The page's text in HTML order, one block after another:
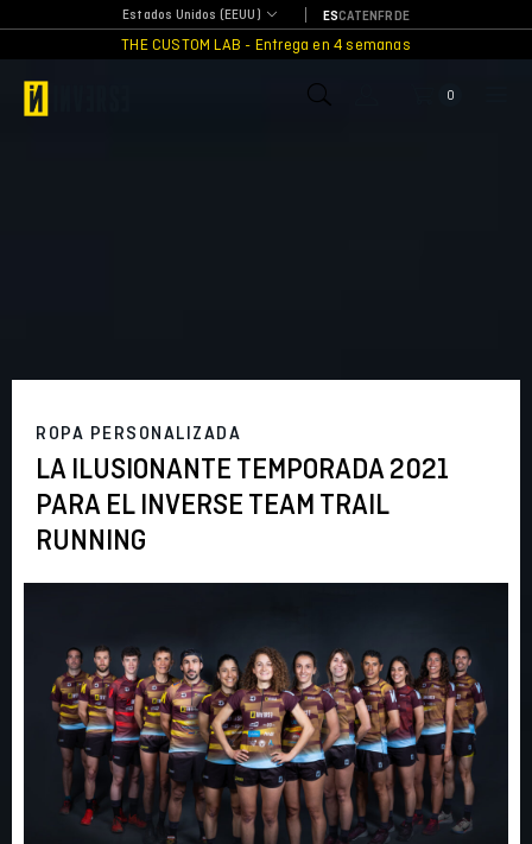
content
THE CUSTOM LAB - Entrega en 4 semanas
Estados Unidos (EEUU) ESCATENFRDE
0
ROPA PERSONALIZADA
LA ILUSIONANTE TEMPORADA 2021
PARA EL INVERSE TEAM TRAIL
RUNNING